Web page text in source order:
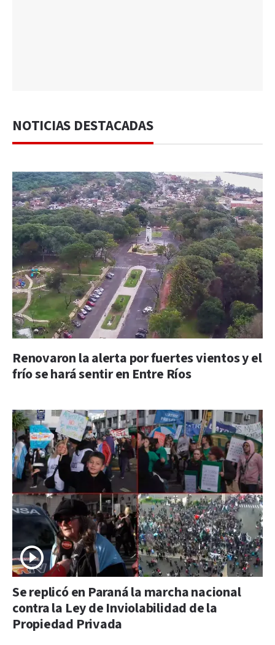
NOTICIAS DESTACADAS
Renovaron la alerta por fuertes vientos y el
frío se hará sentir en Entre Ríos
Se replicó en Paraná la marcha nacional
contra la Ley de Inviolabilidad de la
Propiedad Privada